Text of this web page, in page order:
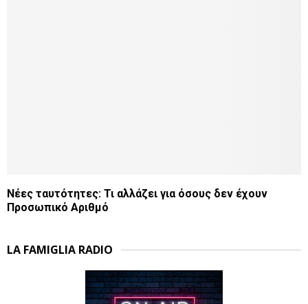
Νέες ταυτότητες: Τι αλλάζει για όσους δεν έχουν
Προσωπικό Αριθμό
LA FAMIGLIA RADIO